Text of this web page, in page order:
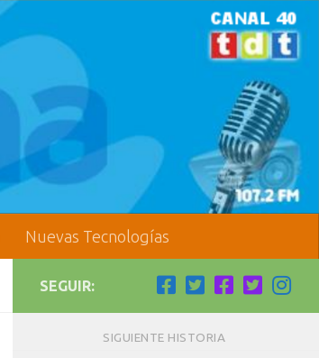
Nuevas Tecnologías
SEGUIR:
SIGUIENTE HISTORIA